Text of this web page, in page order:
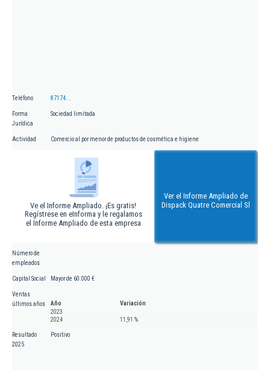
Teléfono 87174...
Forma
Jurídica
Sociedad limitada
Actividad Comercio al por menor de productos de cosmética e higiene
Ve el Informe Ampliado. ¡Es gratis!
Regístrese en eInforma y le regalamos
el Informe Ampliado de esta empresa
Ver el Informe Ampliado de
Dispack Quatre Comercial Sl
Número de
empleados
Capital Social Mayor de 60.000 €
Ventas
últimos años
Año
Variación
2023
2024
11,91 %
Resultado
2025
Positivo